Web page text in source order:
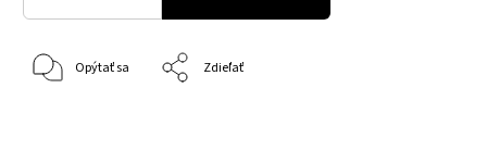
Opýtať sa Zdieľať